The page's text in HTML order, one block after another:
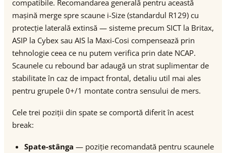
compatibile. Recomandarea generală pentru această
mașină merge spre scaune i-Size (standardul R129) cu
protecție laterală extinsă — sisteme precum SICT la Britax,
ASIP la Cybex sau AIS la Maxi-Cosi compensează prin
tehnologie ceea ce nu putem verifica prin date NCAP.
Scaunele cu rebound bar adaugă un strat suplimentar de
stabilitate în caz de impact frontal, detaliu util mai ales
pentru grupele 0+/1 montate contra sensului de mers.
Cele trei poziții din spate se comportă diferit în acest
break:
Spate-stânga — poziție recomandată pentru scaunele